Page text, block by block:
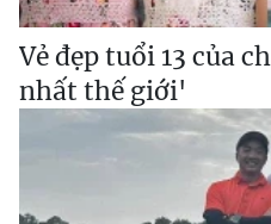
Vẻ đẹp tuổi 13 của
nhất thế giới'